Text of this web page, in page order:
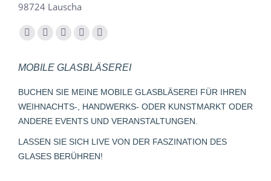
98724 Lauscha
Finden Sie uns auf:
Facebook
opens
in
new
window
YouTube
opens
in
new
window
Instagram
opens
in
new
window
E-
page
opens
in
new
Whatsapp
opens
in
new
window
MOBILE GLASBLÄSEREI
BUCHEN SIE MEINE MOBILE GLASBLÄSEREI FÜR IHREN
WEIHNACHTS-, HANDWERKS- ODER KUNSTMARKT ODER
ANDERE EVENTS UND VERANSTALTUNGEN.
LASSEN SIE SICH LIVE VON DER FASZINATION DES
GLASES BERÜHREN!